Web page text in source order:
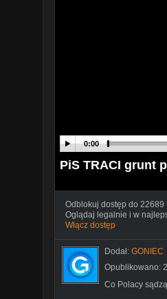
0:00
PiS TRACI grunt
Odblokuj dostęp do
Oglądaj legalnie i w
Włącz dostęp
Dodał: GONIEC
Opublikowano:
Co Polacy